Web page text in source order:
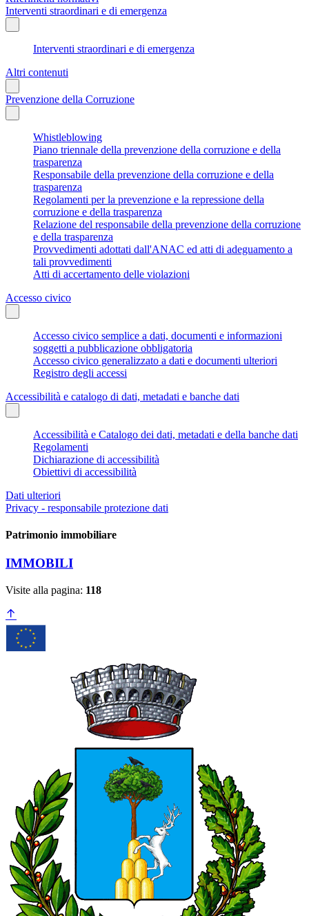
Interventi straordinari e di emergenza
Interventi straordinari e di emergenza
Altri contenuti
Prevenzione della Corruzione
Whistleblowing
Piano triennale della prevenzione della corruzione e della
trasparenza
Responsabile della prevenzione della corruzione e della
trasparenza
Regolamenti per la prevenzione e la repressione della
corruzione e della trasparenza
Relazione del responsabile della prevenzione della corruzione
e della trasparenza
Provvedimenti adottati dall'ANAC ed atti di adeguamento a
tali provvedimenti
Atti di accertamento delle violazioni
Accesso civico
Accesso civico semplice a dati, documenti e informazioni
soggetti a pubblicazione obbligatoria
Accesso civico generalizzato a dati e documenti ulteriori
Registro degli accessi
Accessibilità e catalogo di dati, metadati e banche dati
Accessibilità e Catalogo dei dati, metadati e della banche dati
Regolamenti
Dichiarazione di accessibilità
Obiettivi di accessibilità
Dati ulteriori
Privacy - responsabile protezione dati
Patrimonio immobiliare
IMMOBILI
Visite alla pagina: 118